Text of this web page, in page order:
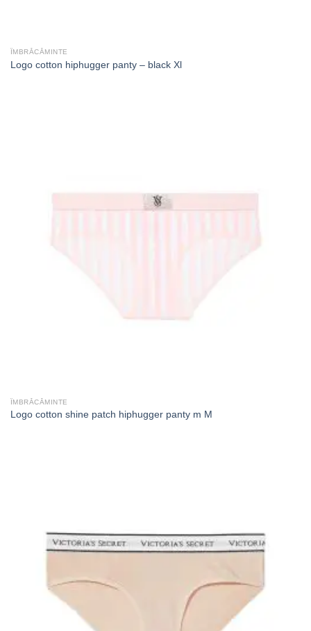
ÎMBRĂCĂMINTE
Logo cotton hiphugger panty – black Xl
ÎMBRĂCĂMINTE
Logo cotton shine patch hiphugger panty m M